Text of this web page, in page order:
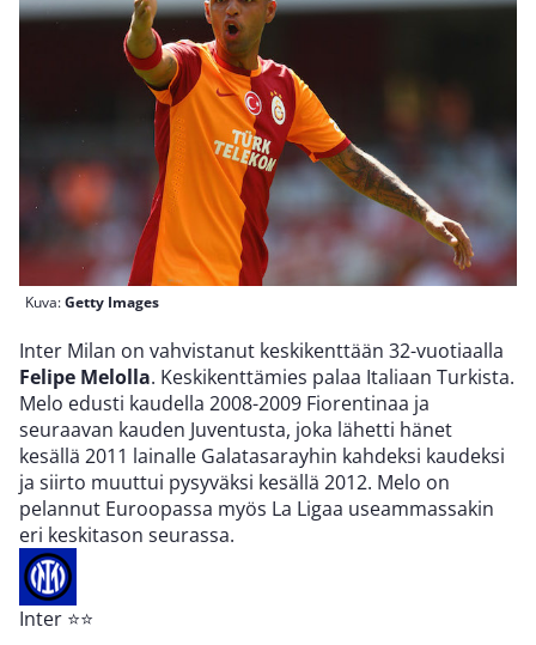
Kuva:Getty Images
Inter Milan on vahvistanut keskikenttään 32-vuotiaalla
Felipe Melolla. Keskikenttämies palaa Italiaan Turkista.
Melo edusti kaudella 2008-2009 Fiorentinaa ja
seuraavan kauden Juventusta, joka lähetti hänet
kesällä 2011 lainalle Galatasarayhin kahdeksi kaudeksi
ja siirto muuttui pysyväksi kesällä 2012. Melo on
pelannut Euroopassa myös La Ligaa useammassakin
eri keskitason seurassa.
Inter ⭐⭐